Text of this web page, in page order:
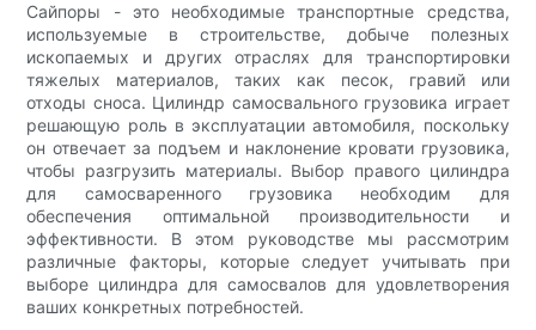
Сайпоры - это необходимые транспортные средства,
используемые в строительстве, добыче полезных
ископаемых и других отраслях для транспортировки
тяжелых материалов, таких как песок, гравий или
отходы сноса. Цилиндр самосвального грузовика играет
решающую роль в эксплуатации автомобиля, поскольку
он отвечает за подъем и наклонение кровати грузовика,
чтобы разгрузить материалы. Выбор правого цилиндра
для самосваренного грузовика необходим для
обеспечения оптимальной производительности и
эффективности. В этом руководстве мы рассмотрим
различные факторы, которые следует учитывать при
выборе цилиндра для самосвалов для удовлетворения
ваших конкретных потребностей.